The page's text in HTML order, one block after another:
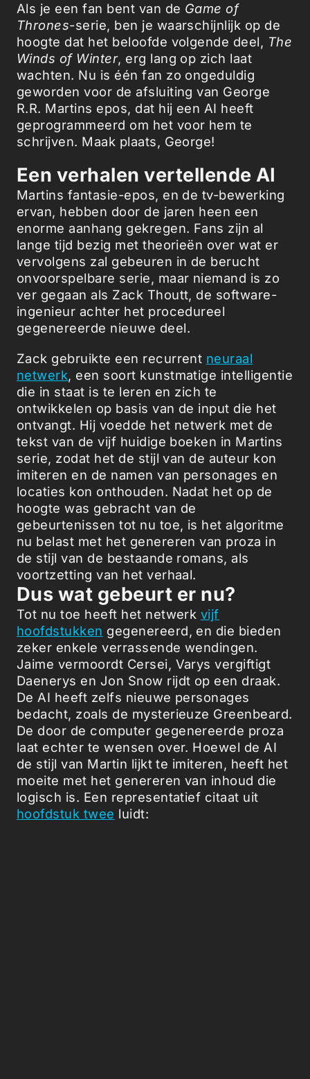
Als je een fan bent van de Game of
Thrones-serie, ben je waarschijnlijk op de
hoogte dat het beloofde volgende deel, The
Winds of Winter, erg lang op zich laat
wachten. Nu is één fan zo ongeduldig
geworden voor de afsluiting van George
R.R. Martins epos, dat hij een AI heeft
geprogrammeerd om het voor hem te
schrijven. Maak plaats, George!
Een verhalen vertellende AI
Martins fantasie-epos, en de tv-bewerking
ervan, hebben door de jaren heen een
enorme aanhang gekregen. Fans zijn al
lange tijd bezig met theorieën over wat er
vervolgens zal gebeuren in de berucht
onvoorspelbare serie, maar niemand is zo
ver gegaan als Zack Thoutt, de software-
ingenieur achter het procedureel
gegenereerde nieuwe deel.
Zack gebruikte een recurrent neuraal
netwerk, een soort kunstmatige intelligentie
die in staat is te leren en zich te
ontwikkelen op basis van de input die het
ontvangt. Hij voedde het netwerk met de
tekst van de vijf huidige boeken in Martins
serie, zodat het de stijl van de auteur kon
imiteren en de namen van personages en
locaties kon onthouden. Nadat het op de
hoogte was gebracht van de
gebeurtenissen tot nu toe, is het algoritme
nu belast met het genereren van proza in
de stijl van de bestaande romans, als
voortzetting van het verhaal.
Dus wat gebeurt er nu?
Tot nu toe heeft het netwerk vijf
hoofdstukken gegenereerd, en die bieden
zeker enkele verrassende wendingen.
Jaime vermoordt Cersei, Varys vergiftigt
Daenerys en Jon Snow rijdt op een draak.
De AI heeft zelfs nieuwe personages
bedacht, zoals de mysterieuze Greenbeard.
De door de computer gegenereerde proza
laat echter te wensen over. Hoewel de AI
de stijl van Martin lijkt te imiteren, heeft het
moeite met het genereren van inhoud die
logisch is. Een representatief citaat uit
hoofdstuk twee luidt: